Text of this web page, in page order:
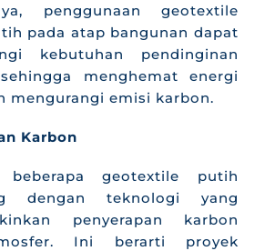
penggunaan geotextile
pada atap bangunan dapat
kebutuhan pendinginan
menghemat energi
mengurangi emisi karbon.
Karbon
beberapa geotextile putih
dengan teknologi yang
penyerapan karbon
Ini berarti proyek